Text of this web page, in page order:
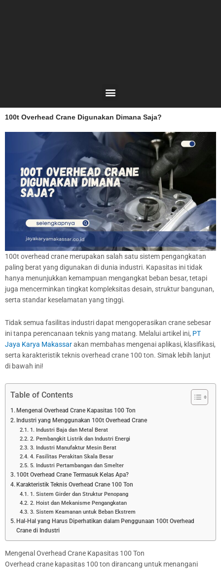
Menu
100t Overhead Crane Digunakan Dimana Saja?
100t overhead crane merupakan salah satu sistem pengangkatan
paling berat yang digunakan di dunia industri. Kapasitas ini tidak
hanya menunjukkan kemampuan mengangkat beban besar, tetapi
juga mencerminkan tingkat kompleksitas desain, struktur bangunan,
serta standar keselamatan yang tinggi.
Tidak semua fasilitas industri dapat mengoperasikan crane sebesar
ini tanpa perencanaan teknis yang matang. Melalui artikel ini, PT
Jaya Karya Makassarakan membahas mengenai aplikasi, klasifikasi,
serta karakteristik teknis overhead crane 100 ton. Simak lebih lanjut
di bawah ini!
Table of Contents
Mengenal Overhead Crane Kapasitas 100 Ton
Industri yang Menggunakan 100t Overhead Crane
1. Industri Baja dan Metal Berat
2. Pembangkit Listrik dan Industri Energi
3. Industri Manufaktur Mesin Berat
4. Fasilitas Perakitan Skala Besar
5. Industri Pertambangan dan Smelter
100t Overhead Crane Termasuk Kelas Apa?
Karakteristik Teknis Overhead Crane 100 Ton
1. Sistem Girder dan Struktur Penopang
2. Hoist dan Mekanisme Pengangkatan
3. Sistem Keamanan untuk Beban Ekstrem
Hal-Hal yang Harus Diperhatikan dalam Penggunaan 100t Overhead
Crane di Industri
Mengenal Overhead Crane Kapasitas 100 Ton
Overhead crane kapasitas 100 ton dirancang untuk menangani